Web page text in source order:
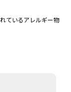
ているアレルギー物